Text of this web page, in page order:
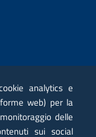
analytics e
web) per la
delle
sui social